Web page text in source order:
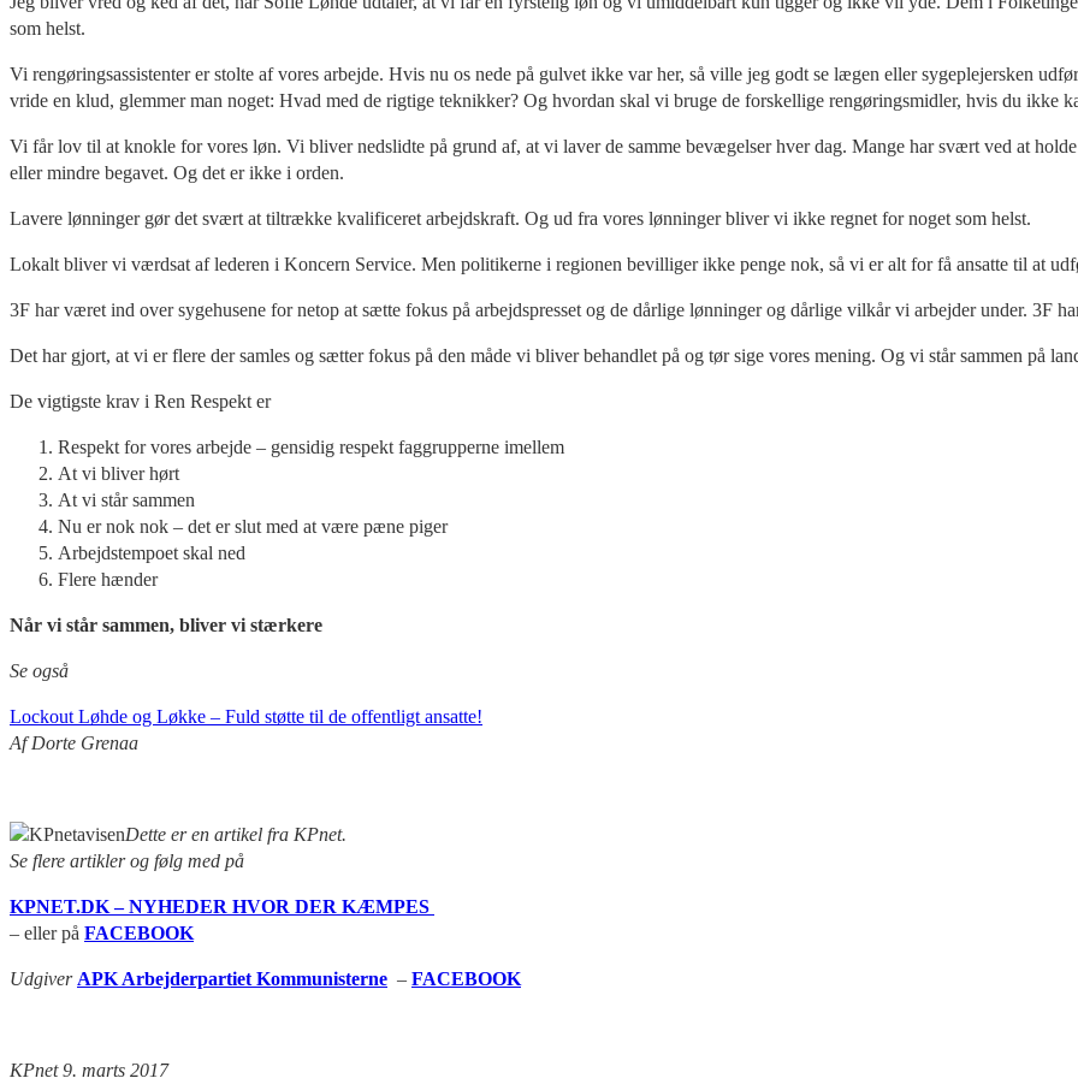
som helst.
Vi rengøringsassistenter er stolte af vores arbejde. Hvis nu os nede på gulvet ikke var her, så ville jeg godt se lægen eller sygeplejersken
vride en klud, glemmer man noget: Hvad med de rigtige teknikker? Og hvordan skal vi bruge de forskellige rengøringsmidler, hvis du ikke
Vi får lov til at knokle for vores løn. Vi bliver nedslidte på grund af, at vi laver de samme bevægelser hver dag. Mange har svært ved at
eller mindre begavet. Og det er ikke i orden.
Lavere lønninger gør det svært at tiltrække kvalificeret arbejdskraft. Og ud fra vores lønninger bliver vi ikke regnet for noget som helst.
Lokalt bliver vi værdsat af lederen i Koncern Service. Men politikerne i regionen bevilliger ikke penge nok, så vi er alt for få ansatte til at
3F har været ind over sygehusene for netop at sætte fokus på arbejdspresset og de dårlige lønninger og dårlige vilkår vi arbejder under. 3F
Det har gjort, at vi er flere der samles og sætter fokus på den måde vi bliver behandlet på og tør sige vores mening. Og vi står sammen på
De vigtigste krav i Ren Respekt er
Respekt for vores arbejde – gensidig respekt faggrupperne imellem
At vi bliver hørt
At vi står sammen
Nu er nok nok – det er slut med at være pæne piger
Arbejdstempoet skal ned
Flere hænder
Når vi står sammen, bliver vi stærkere
Se også
Lockout Løhde og Løkke – Fuld støtte til de offentligt ansatte!
Af Dorte Grenaa
Dette er en artikel fra KPnet.
Se flere artikler og følg med på
KPNET.DK – NYHEDER HVOR DER KÆMPES
– eller på FACEBOOK
Udgiver APK Arbejderpartiet Kommunisterne – FACEBOOK
KPnet 9. marts 2017